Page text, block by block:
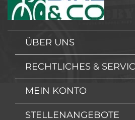
ÜBER UNS
RECHTLICHES &
MEIN KONTO
STELLENANGEBOTE